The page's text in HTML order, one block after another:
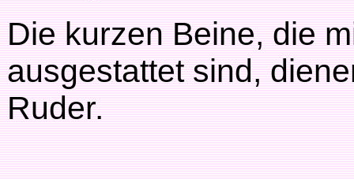
Die kurzen Beine, die
ausgestattet sind,
Ruder.